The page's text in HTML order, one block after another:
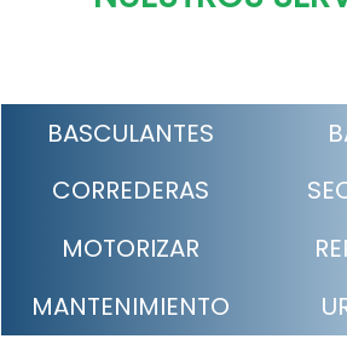
BASCULANTES
CORREDERAS
MOTORIZAR
MANTENIMIENTO